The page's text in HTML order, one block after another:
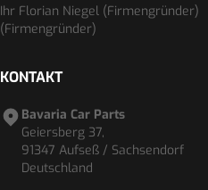
Ihr Florian Niegel (Firmengründer)
(Firmengründer)
KONTAKT
Bavaria Car Parts
Geiersberg 37,
91347 Aufseß / Sachsendorf
Deutschland